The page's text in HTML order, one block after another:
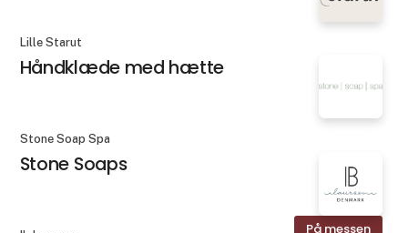
Lille Starut
Håndklæde med hætte
Stone Soap Spa
Stone Soaps
På messen